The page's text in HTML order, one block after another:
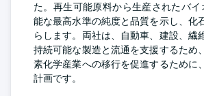
た。再生可能原料から生産されたバイ
能な最高水準の純度と品質を示し、化
らします。両社は、自動車、建設、繊
持続可能な製造と流通を支援するため
素化学産業への移行を促進するために
計画です。